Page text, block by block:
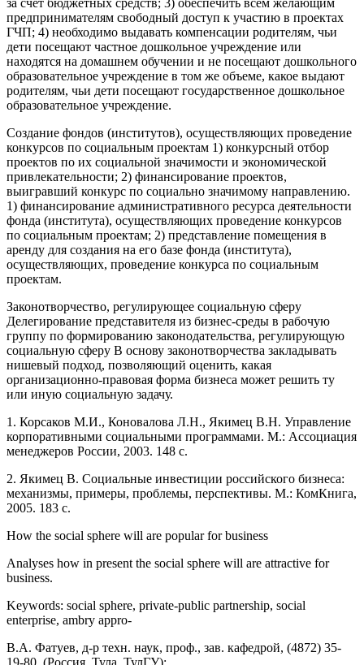
за счет бюджетных средств; 3) обеспечить всем желающим
предпринимателям свободный доступ к участию в проектах
ГЧП; 4) необходимо выдавать компенсации родителям, чьи
дети посещают частное дошкольное учреждение или
находятся на домашнем обучении и не посещают дошкольного
образовательное учреждение в том же объеме, какое выдают
родителям, чьи дети посещают государственное дошкольное
образовательное учреждение.
Создание фондов (институтов), осуществляющих проведение
конкурсов по социальным проектам 1) конкурсный отбор
проектов по их социальной значимости и экономической
привлекательности; 2) финансирование проектов,
выигравший конкурс по социально значимому направлению.
1) финансирование административного ресурса деятельности
фонда (института), осуществляющих проведение конкурсов
по социальным проектам; 2) представление помещения в
аренду для создания на его базе фонда (института),
осуществляющих, проведение конкурса по социальным
проектам.
Законотворчество, регулирующее социальную сферу
Делегирование представителя из бизнес-среды в рабочую
группу по формированию законодательства, регулирующую
социальную сферу В основу законотворчества закладывать
нишевый подход, позволяющий оценить, какая
организационно-правовая форма бизнеса может решить ту
или иную социальную задачу.
1. Корсаков М.И., Коновалова Л.Н., Якимец В.Н. Управление
корпоративными социальными программами. М.: Ассоциация
менеджеров России, 2003. 148 с.
2. Якимец В. Социальные инвестиции российского бизнеса:
механизмы, примеры, проблемы, перспективы. М.: КомКнига,
2005. 183 с.
How the social sphere will are popular for business
Аnalyses how in present the social sphere will are attractive for
business.
Keywords: social sphere, private-public partnership, social
enterprise, ambry appro-
В.А. Фатуев, д-р техн. наук, проф., зав. кафедрой, (4872) 35-